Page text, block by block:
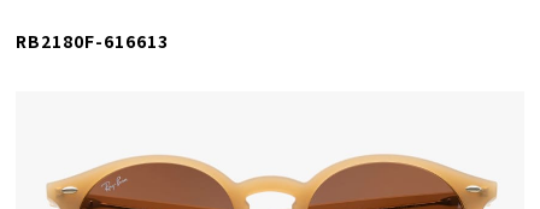
RB2180F-616613